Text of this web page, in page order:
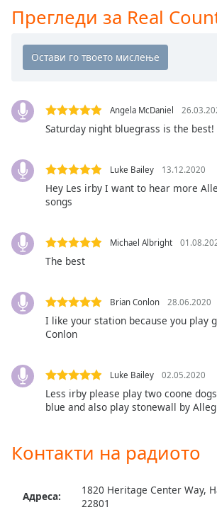
close
the
Text
Background
Opacity
Area
Background
Opacity
Style
Прегледи за Real
Angela McDaniel
Saturday night bluegrass is the best!
Luke Bailey 13.12.2020
Hey Les irby I want to hear more
songs
Michael Albright
The best
Brian Conlon 28.06.2020
I like your station because you play
Conlon
Luke Bailey 02.05.2020
Less irby please play two coone
blue and also play stonewall by
Контакти на радиото
Адреса:
1820 Heritage Center Way,
22801